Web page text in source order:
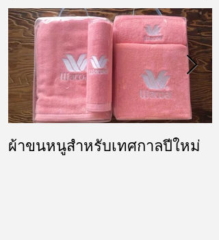
ผ้าขนหนูสำหรับเทศกาลปีใหม่